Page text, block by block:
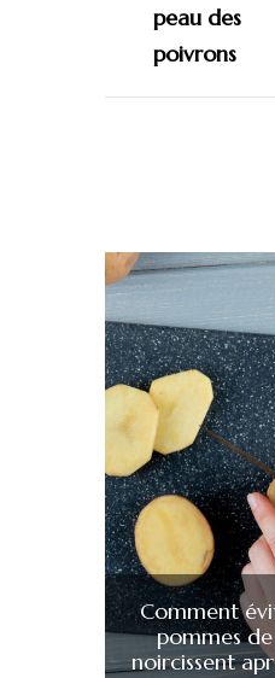
Comment
pommes
noircissent